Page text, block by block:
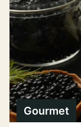
Gourmet